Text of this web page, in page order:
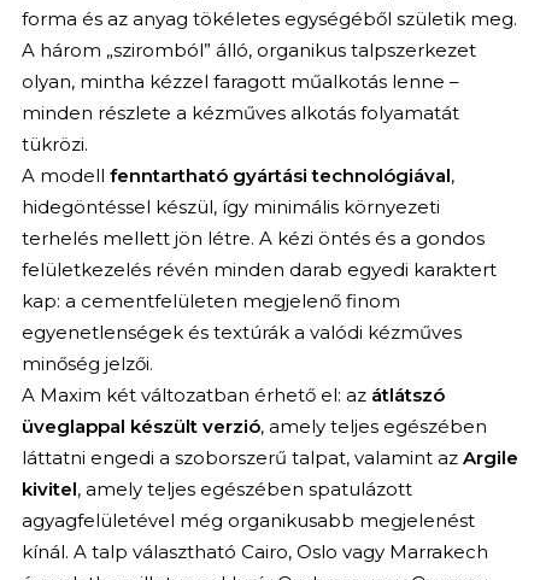
forma és az anyag tökéletes egységéből születik meg.
A három „sziromból” álló, organikus talpszerkezet
olyan, mintha kézzel faragott műalkotás lenne –
minden részlete a kézműves alkotás folyamatát
tükrözi.
A modell fenntartható gyártási technológiával,
hidegöntéssel készül, így minimális környezeti
terhelés mellett jön létre. A kézi öntés és a gondos
felületkezelés révén minden darab egyedi karaktert
kap: a cementfelületen megjelenő finom
egyenetlenségek és textúrák a valódi kézműves
minőség jelzői.
A Maxim két változatban érhető el: az átlátszó
üveglappal készült verzió, amely teljes egészében
láttatni engedi a szoborszerű talpat, valamint az Argile
kivitel, amely teljes egészében spatulázott
agyagfelületével még organikusabb megjelenést
kínál. A talp választható Cairo, Oslo vagy Marrakech